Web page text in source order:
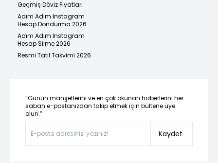
Geçmiş Döviz Fiyatları
Adım Adım Instagram
Hesap Dondurma 2026
Adım Adım Instagram
Hesap Silme 2026
Resmi Tatil Takvimi 2026
“Günün manşetlerini ve en çok okunan haberlerini her
sabah e-postanızdan takip etmek için bültene üye
olun.”
Kaydet